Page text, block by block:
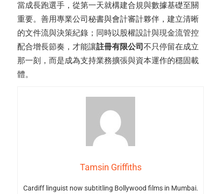
當成長跑選手，從第一天就構建合規與數據基礎至關
重要。善用專業公司秘書與會計審計夥伴，建立清晰
的文件流與決策紀錄；同時以股權設計與現金流管控
配合增長節奏，才能讓註冊有限公司 不只停留在成立
那一刻，而是成為支持業務擴張與資本運作的穩固載
體。
Tamsin Griffiths
Cardiff linguist now subtitling Bollywood films in Mumbai.